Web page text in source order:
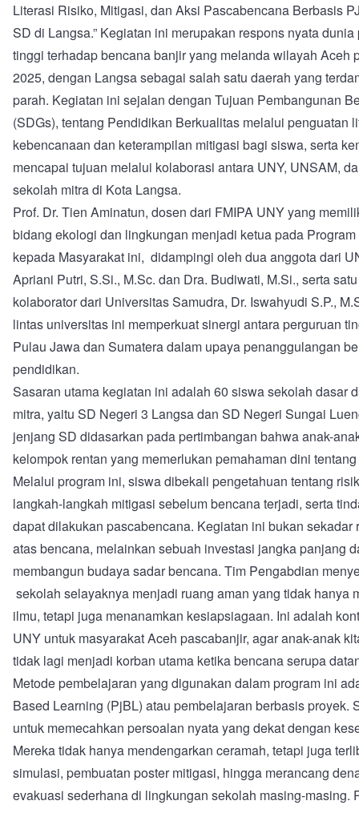
Literasi Risiko, Mitigasi, dan Aksi Pascabencana Berbasis
SD di Langsa.” Kegiatan ini merupakan respons nyata
tinggi terhadap bencana banjir yang melanda wilayah Aceh
2025, dengan Langsa sebagai salah satu daerah yang
parah. Kegiatan ini sejalan dengan Tujuan Pembangunan
(SDGs), tentang Pendidikan Berkualitas melalui penguatan
kebencanaan dan keterampilan mitigasi bagi siswa, serta
mencapai tujuan melalui kolaborasi antara UNY, UNSAM,
sekolah mitra di Kota Langsa.
Prof. Dr. Tien Aminatun, dosen dari FMIPA UNY yang
bidang ekologi dan lingkungan menjadi ketua pada
kepada Masyarakat ini, didampingi oleh dua anggota dari
Apriani Putri, S.Si., M.Sc. dan Dra. Budiwati, M.Si., serta
kolaborator dari Universitas Samudra, Dr. Iswahyudi S.P.,
lintas universitas ini memperkuat sinergi antara perguruan
Pulau Jawa dan Sumatera dalam upaya penanggulangan
pendidikan.
Sasaran utama kegiatan ini adalah 60 siswa sekolah dasar
mitra, yaitu SD Negeri 3 Langsa dan SD Negeri Sungai
jenjang SD didasarkan pada pertimbangan bahwa anak-
kelompok rentan yang memerlukan pemahaman dini
Melalui program ini, siswa dibekali pengetahuan tentang
langkah-langkah mitigasi sebelum bencana terjadi, serta
dapat dilakukan pascabencana. Kegiatan ini bukan sekadar
atas bencana, melainkan sebuah investasi jangka panjang
membangun budaya sadar bencana. Tim Pengabdian
sekolah selayaknya menjadi ruang aman yang tidak hanya
ilmu, tetapi juga menanamkan kesiapsiagaan. Ini adalah
UNY untuk masyarakat Aceh pascabanjir, agar anak-anak
tidak lagi menjadi korban utama ketika bencana serupa
Metode pembelajaran yang digunakan dalam program ini
Based Learning (PjBL) atau pembelajaran berbasis proyek.
untuk memecahkan persoalan nyata yang dekat dengan
Mereka tidak hanya mendengarkan ceramah, tetapi juga
simulasi, pembuatan poster mitigasi, hingga merancang
evakuasi sederhana di lingkungan sekolah masing-masing.